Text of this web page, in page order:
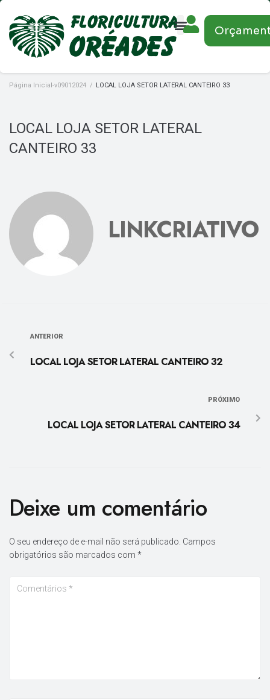
Página Inicial-v09012024 / LOCAL LOJA SETOR LATERAL CANTEIRO 33
LOCAL LOJA SETOR LATERAL
CANTEIRO 33
LINKCRIATIVO
ANTERIOR
LOCAL LOJA SETOR LATERAL CANTEIRO 32
PRÓXIMO
LOCAL LOJA SETOR LATERAL CANTEIRO 34
Deixe um comentário
O seu endereço de e-mail não será publicado. Campos
obrigatórios são marcados com *